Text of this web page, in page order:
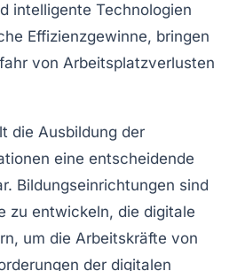
intelligente Technologien
Effizienzgewinne, bringen
von Arbeitsplatzverlusten
die Ausbildung der
eine entscheidende
Bildungseinrichtungen sind
zu entwickeln, die digitale
um die Arbeitskräfte von
der digitalen